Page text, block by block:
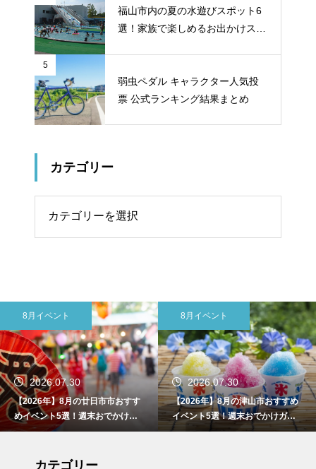
福山市内の夏の水遊びスポット6
選！家族で楽しめるお出かけスポ
5
弱虫ペダル キャラクター人気投
票 公式ランキング結果まとめ
カテゴリー
8月イベント
2026.07.30
【2026年】8月の廿日市市おすす
めイベント5選！週末おでかけガ
イド
8月イベント
2026.07.30
【2026年】8月の津山市おすすめ
イベント5選！週末おでかけガイ
ド
カテゴリー